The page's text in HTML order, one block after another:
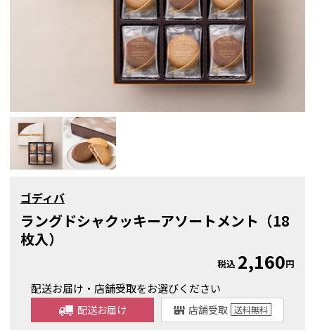
ゴディバ
ラングドシャクッキーアソートメント（18
枚入）
税込 2,160円
配送お届け・店舗受取をお選びください
配送お届け 店舗受取 送料無料